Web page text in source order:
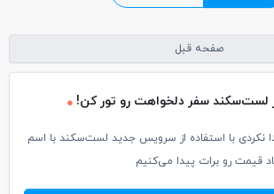
صفحه قبل
لست‌سکند سفر دلخواهت رو تور کن!
نکردی با استفاده از سرویس جدید لست‌سکند با اسم
قیمت رو برات پیدا می‌کنیم